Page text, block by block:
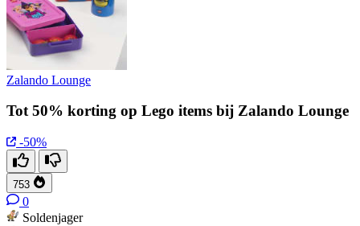
Zalando Lounge
Tot 50% korting op Lego items bij Zalando Lounge
-50%
753
0
Soldenjager